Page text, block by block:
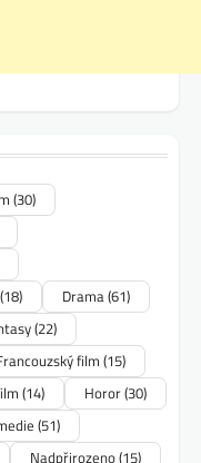
(30)
Drama(61)
(22)
film(15)
(14) Horor(30)
(51)
Nadpřirozeno(15)